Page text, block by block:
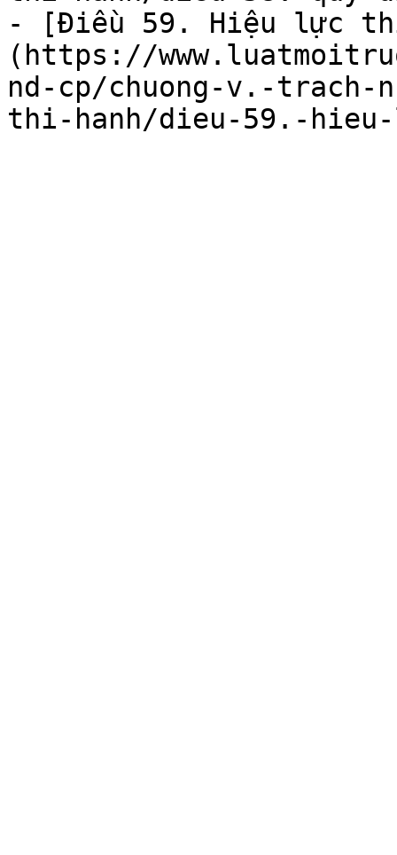
- [Điều 59. Hiệu lực
(https://
nd-cp/chuong-v.-trach-